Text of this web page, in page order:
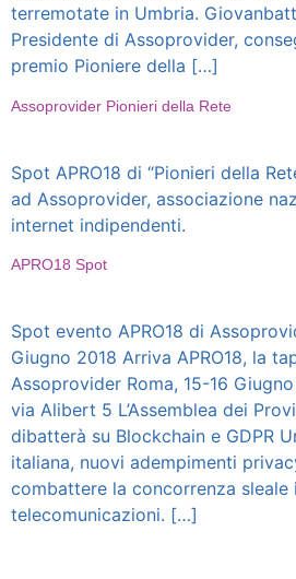
terremotate in Umbria.
Presidente di Assoprovider,
premio Pioniere della […]
Assoprovider Pionieri della Rete
Spot APRO18 di “Pionieri della
ad Assoprovider, associazione
internet indipendenti.
APRO18 Spot
Spot evento APRO18 di
Giugno 2018 Arriva APRO18, la
Assoprovider Roma, 15-16
via Alibert 5 L’Assemblea dei
dibatterà su Blockchain e GDPR
italiana, nuovi adempimenti
combattere la concorrenza sleale
telecomunicazioni. […]